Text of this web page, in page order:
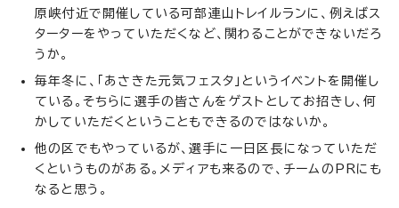
原峡付近で開催している可部連山トレイルランに、例えばス
ターターをやっていただくなど、関わることができないだろ
うか。
毎年冬に、「あさきた元気フェスタ」というイベントを開催し
ている。そちらに選手の皆さんをゲストとしてお招きし、何
かしていただくということもできるのではないか。
他の区でもやっているが、選手に一日区長になっていただ
くというものがある。メディアも来るので、チームのPRにも
なると思う。